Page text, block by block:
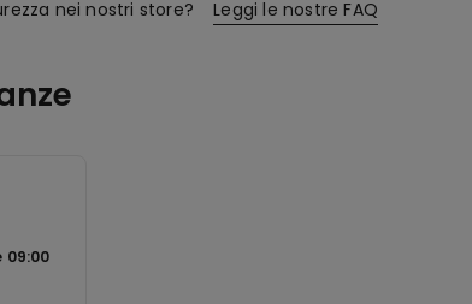
nei nostri store? Leggi le nostre FAQ
09:00